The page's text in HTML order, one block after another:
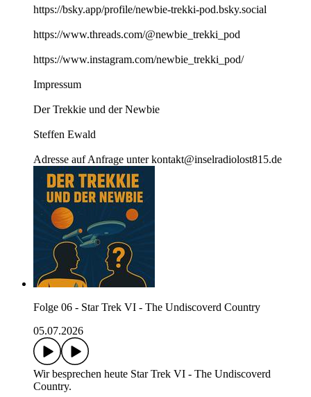
https://bsky.app/profile/newbie-trekki-pod.bsky.social
https://www.threads.com/@newbie_trekki_pod
https://www.instagram.com/newbie_trekki_pod/
Impressum
Der Trekkie und der Newbie
Steffen Ewald
Adresse auf Anfrage unter kontakt@inselradiolost815.de
Folge 06 - Star Trek VI - The Undiscoverd Country
05.07.2026
Wir besprechen heute Star Trek VI - The Undiscoverd
Country.